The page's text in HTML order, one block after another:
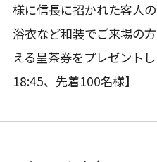
様に信長に招かれた客人
浴衣など和装でご来場の
える呈茶券をプレゼント
18:45、先着100名様】